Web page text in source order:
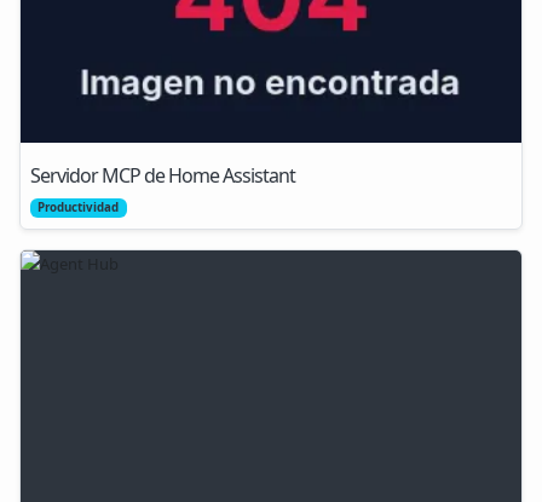
Servidor MCP de Home Assistant
Productividad